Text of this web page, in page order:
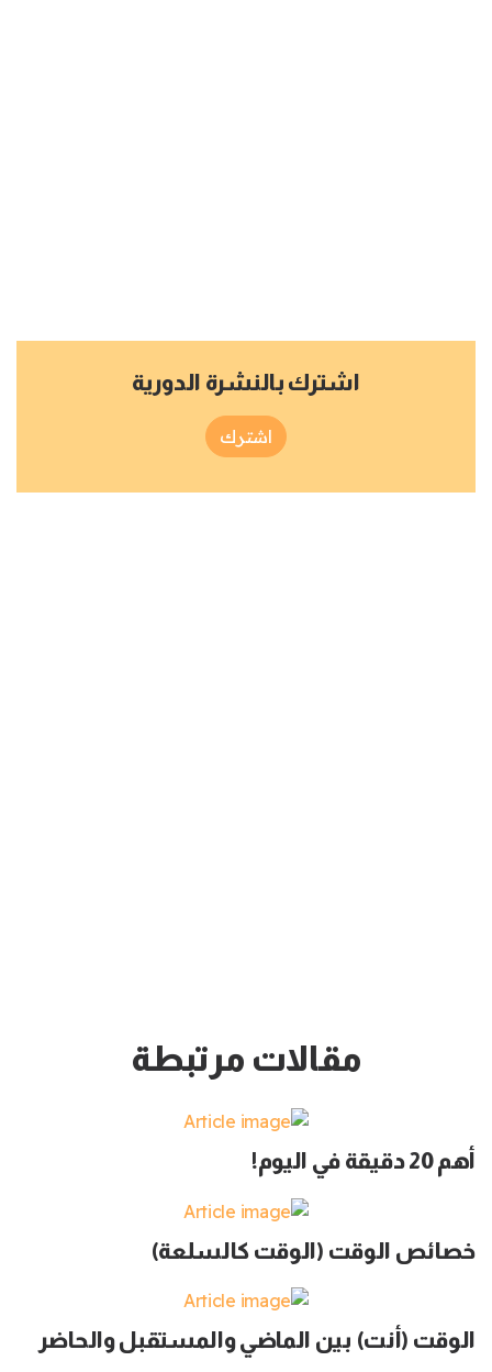
اشترك بالنشرة الدورية
اشترك
مقالات مرتبطة
أهم 20 دقيقة في اليوم!
خصائص الوقت (الوقت كالسلعة)
الوقت (أنت) بين الماضي والمستقبل والحاضر